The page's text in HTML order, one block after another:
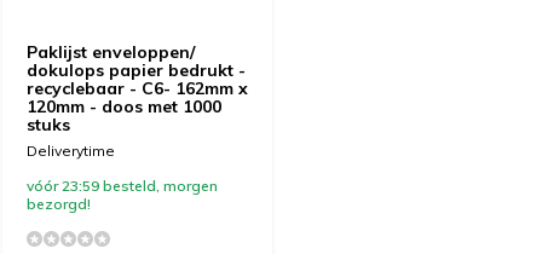
Paklijst enveloppen/
dokulops papier bedrukt -
recyclebaar - C6- 162mm x
120mm - doos met 1000
stuks
Deliverytime
vóór 23:59 besteld, morgen
bezorgd!